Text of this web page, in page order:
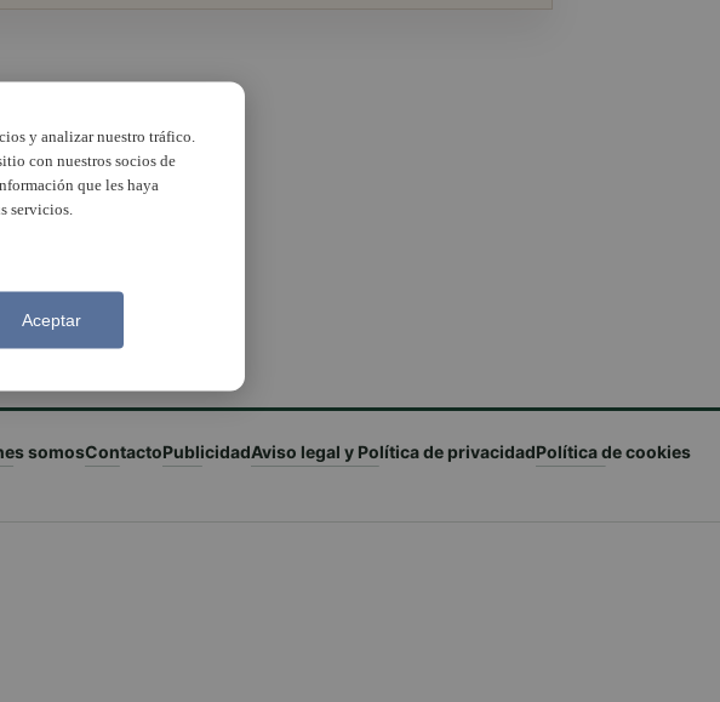
somosContactoPublicidadAviso legal y Política de privacidadPolítica de cookies
y analizar nuestro tráfico.
con nuestros socios de
que les haya
servicios.
Aceptar